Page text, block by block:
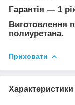
Гарантія — 1
Виготовлення
полиуретана.
Приховати
Характеристики